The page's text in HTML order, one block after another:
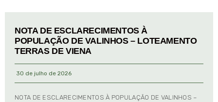
NOTA DE ESCLARECIMENTOS À
POPULAÇÃO DE VALINHOS – LOTEAMENTO
TERRAS DE VIENA
30 de julho de 2026
NOTA DE ESCLARECIMENTOS À POPULAÇÃO DE VALINHOS –